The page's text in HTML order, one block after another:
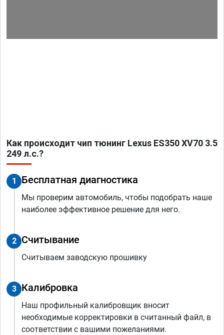
Как происходит чип тюнинг Lexus ES350 XV70 3.5
249 л.с.?
1 Бесплатная диагностика
Мы проверим автомобиль, чтобы подобрать наше
наиболее эффективное решение для него.
2 Считывание
Считываем заводскую прошивку
3 Калибровка
Наш профильный калибровщик вносит
необходимые корректировки в считанный файл, в
соответствии с вашими пожеланиями.